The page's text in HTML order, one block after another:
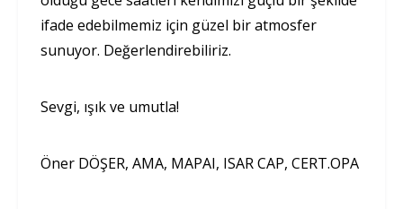
ifade edebilmemiz için güzel bir atmosfer
sunuyor. Değerlendirebiliriz.
Sevgi, ışık ve umutla!
Öner DÖŞER, AMA, MAPAI, ISAR CAP, CERT.OPA